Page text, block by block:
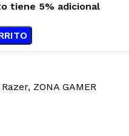
tiene 5% adicional
Razer, ZONA GAMER